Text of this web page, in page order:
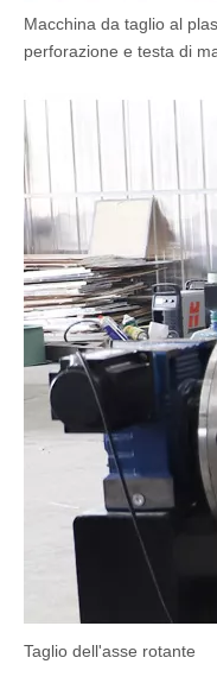
Macchina da taglio al
perforazione e testa di
Taglio dell'asse rotante